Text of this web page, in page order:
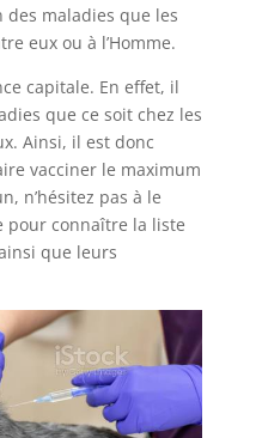
des maladies que les
eux ou à l’Homme.
capitale. En effet, il
que ce soit chez les
Ainsi, il est donc
vacciner le maximum
n’hésitez pas à le
pour connaître la liste
que leurs